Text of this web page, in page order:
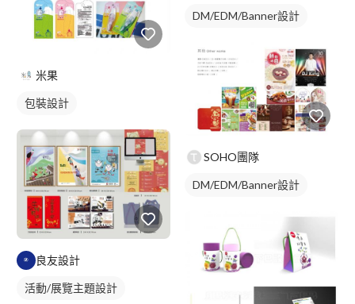
米果
包裝設計
良友設計
活動/展覽主題設計
DM/EDM/Banner設計
SOHO團隊
DM/EDM/Banner設計